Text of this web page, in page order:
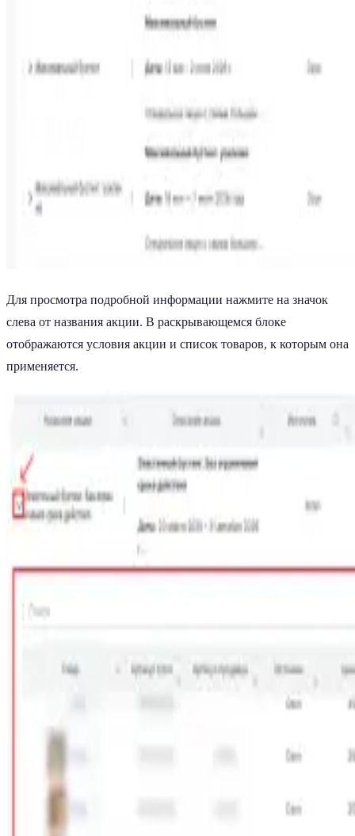
Для просмотра подробной информации нажмите на значок
слева от названия акции. В раскрывающемся блоке
отображаются условия акции и список товаров, к которым она
применяется.